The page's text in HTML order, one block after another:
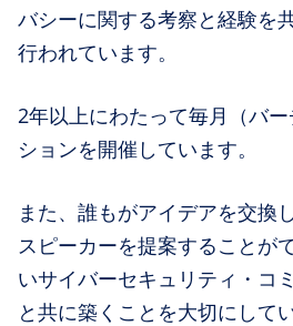
バシーに関する考察と経験を
行われています。
2年以上にわたって毎月（バ
ションを開催しています。
また、誰もがアイデアを交換
スピーカーを提案することが
いサイバーセキュリティ・コ
と共に築くことを大切にしてい